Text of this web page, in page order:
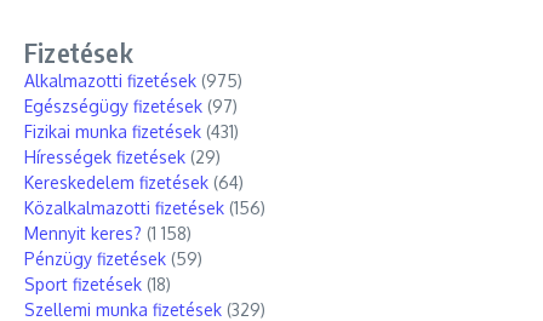
Fizetések
Alkalmazotti fizetések (975)
Egészségügy fizetések (97)
Fizikai munka fizetések (431)
Hírességek fizetések (29)
Kereskedelem fizetések (64)
Közalkalmazotti fizetések (156)
Mennyit keres? (1 158)
Pénzügy fizetések (59)
Sport fizetések (18)
Szellemi munka fizetések (329)